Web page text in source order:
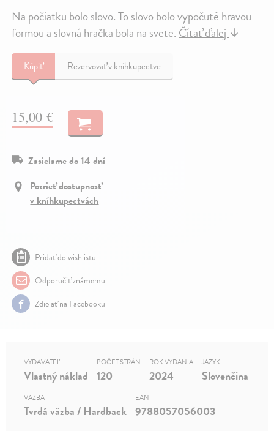
Na počiatku bolo slovo. To slovo bolo vypočuté hravou
formou a slovná hračka bola na svete.Čítať ďalej↓
Kúpiť Rezervovať v kníhkupectve
15,00 €
Zasielame do 14 dní
Pozrieť dostupnosť
v kníhkupectvách
Pridať do wishlistu
Odporučiť známemu
Zdielať na Facebooku
VYDAVATEĽ
Vlastný náklad
POČET STRÁN
120
ROK VYDANIA
2024
JAZYK
Slovenčina
VÄZBA
Tvrdá väzba / Hardback
EAN
9788057056003